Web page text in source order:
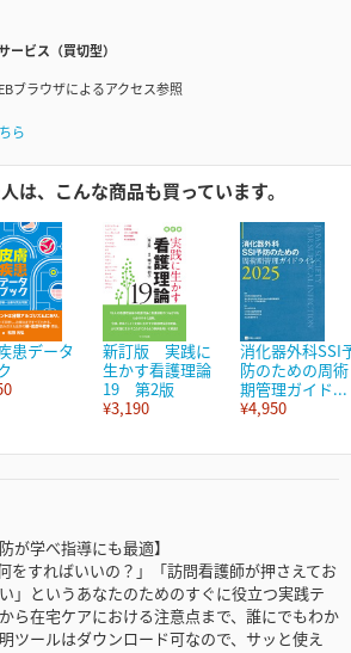
ービス（買切型）
ブラウザによるアクセス参照
ら
は、こんな商品も買っています。
患データ
新訂版 実践に
生かす看護理論
19 第2版
¥3,190
消化器外科SSI
防のための周術
期管理ガイド...
¥4,950
が学べ指導にも最適】
をすればいいの？」「訪問看護師が押さえてお
」というあなたのためのすぐに役立つ実践テ
ら在宅ケアにおける注意点まで、誰にでもわか
ツールはダウンロード可なので、サッと使え